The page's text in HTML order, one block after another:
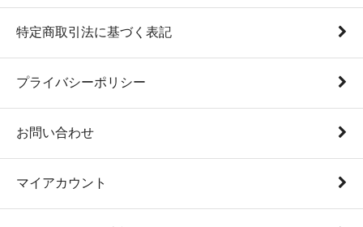
特定商取引法に基づく表記
プライバシーポリシー
お問い合わせ
マイアカウント